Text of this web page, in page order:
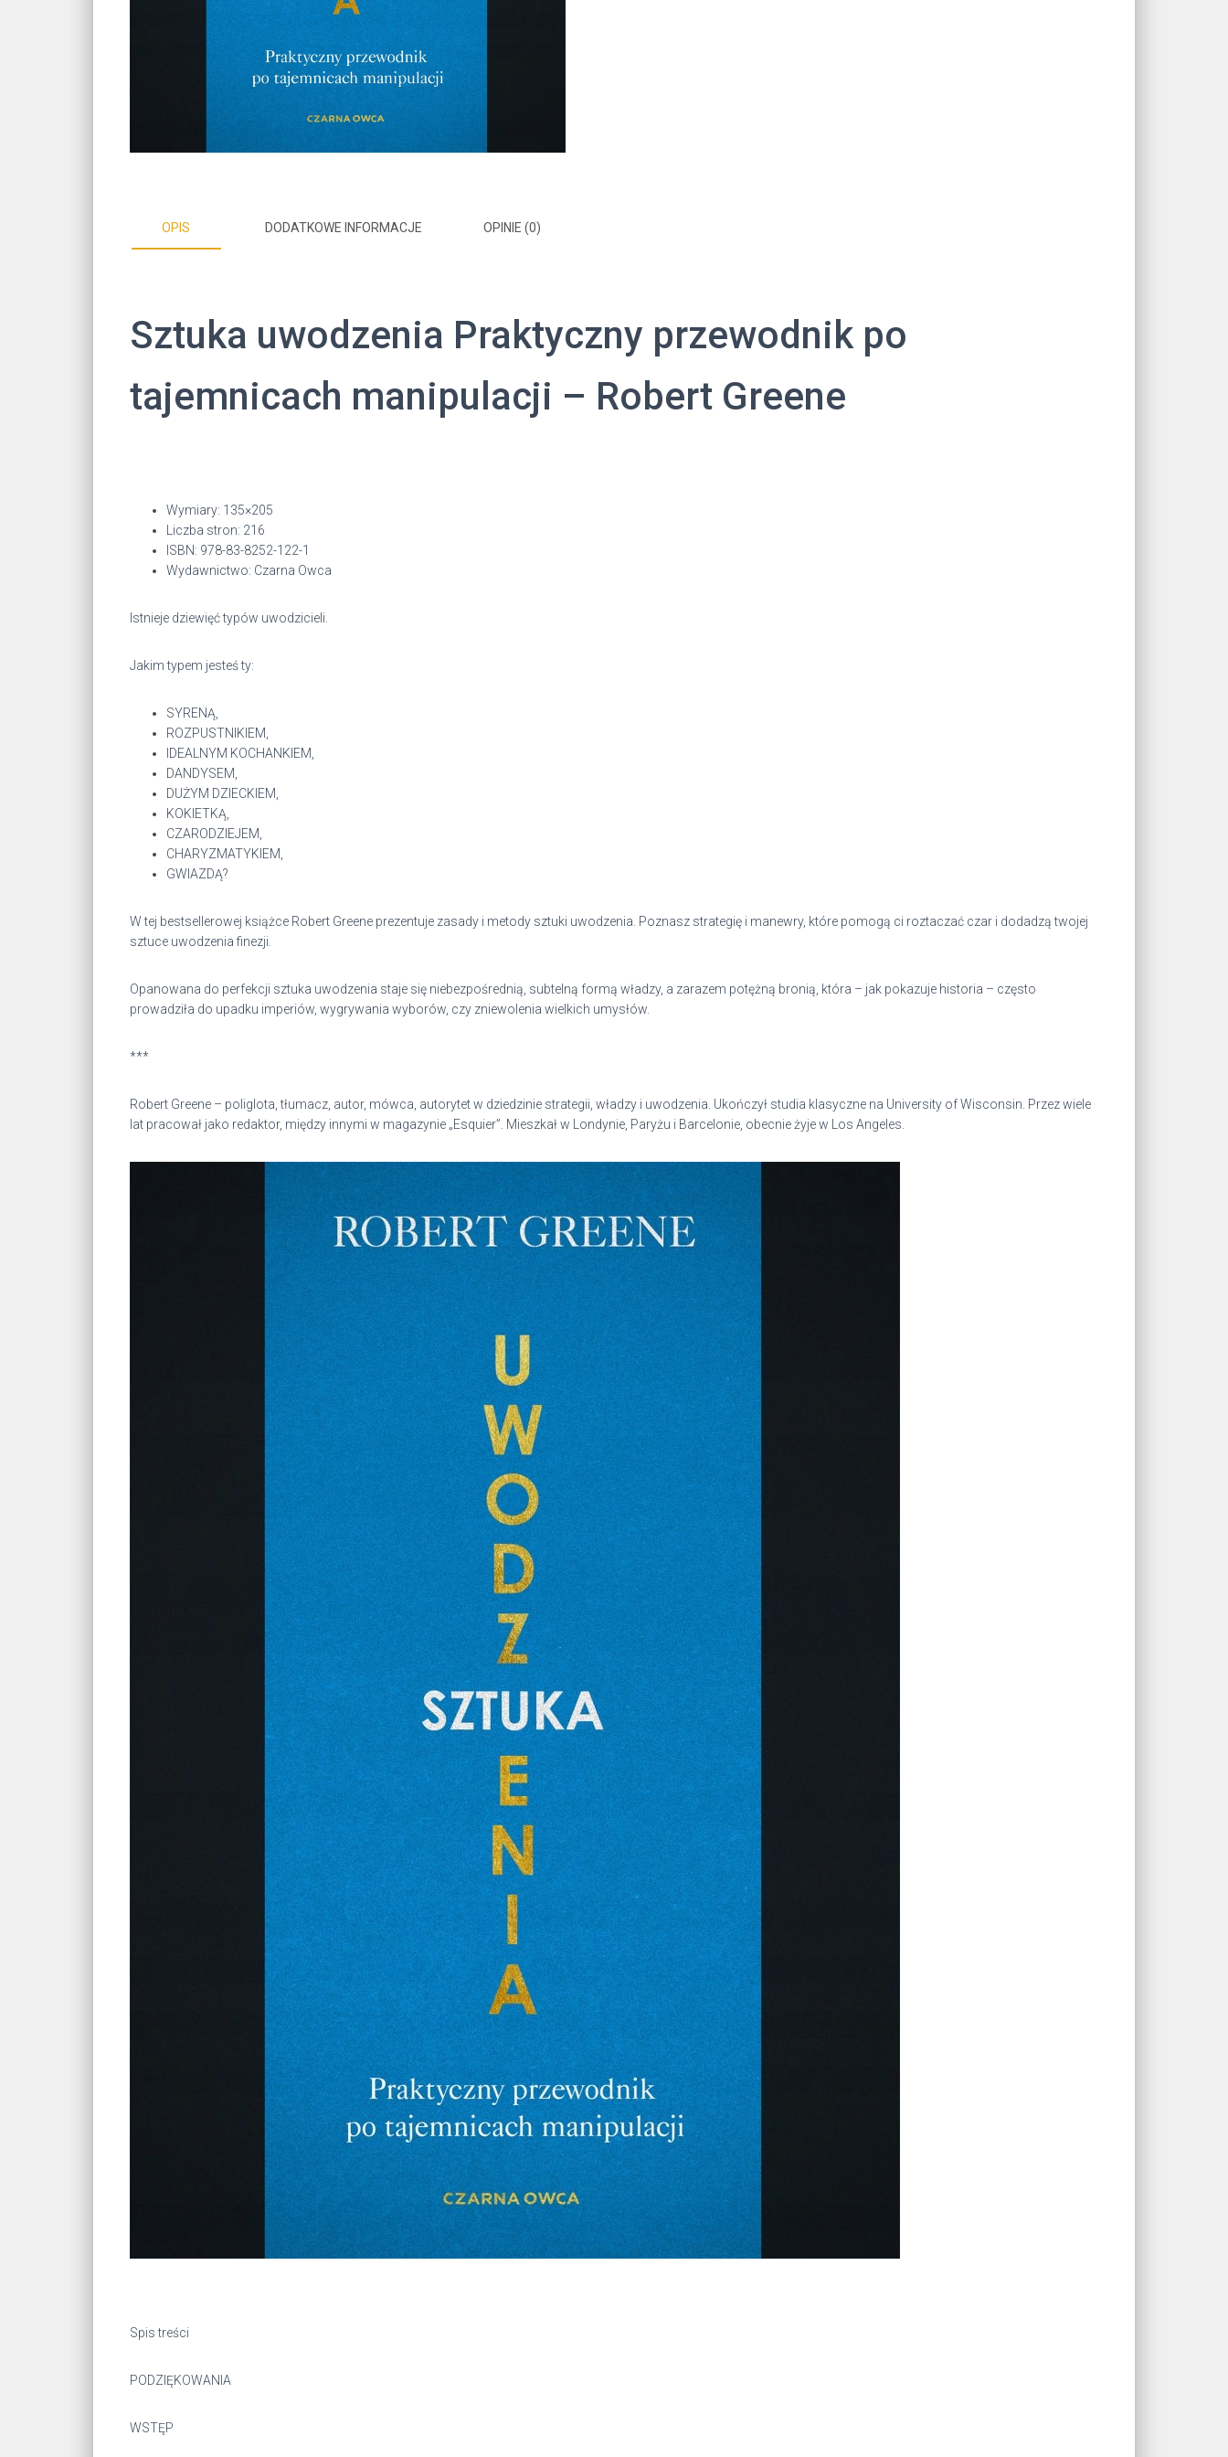
OPIS DODATKOWE INFORMACJE OPINIE (0)
Sztuka uwodzenia Praktyczny przewodnik po
tajemnicach manipulacji – Robert Greene
Wymiary: 135×205
Liczba stron: 216
ISBN: 978-83-8252-122-1
Wydawnictwo: Czarna Owca
Istnieje dziewięć typów uwodzicieli.
Jakim typem jesteś ty:
SYRENĄ,
ROZPUSTNIKIEM,
IDEALNYM KOCHANKIEM,
DANDYSEM,
DUŻYM DZIECKIEM,
KOKIETKĄ,
CZARODZIEJEM,
CHARYZMATYKIEM,
GWIAZDĄ?
W tej bestsellerowej książce Robert Greene prezentuje zasady i metody sztuki uwodzenia. Poznasz strategię i manewry, które pomogą ci roztaczać czar i dodadzą twojej
sztuce uwodzenia finezji.
Opanowana do perfekcji sztuka uwodzenia staje się niebezpośrednią, subtelną formą władzy, a zarazem potężną bronią, która – jak pokazuje historia – często
prowadziła do upadku imperiów, wygrywania wyborów, czy zniewolenia wielkich umysłów.
***
Robert Greene – poliglota, tłumacz, autor, mówca, autorytet w dziedzinie strategii, władzy i uwodzenia. Ukończył studia klasyczne na University of Wisconsin. Przez wiele
lat pracował jako redaktor, między innymi w magazynie „Esquier”. Mieszkał w Londynie, Paryżu i Barcelonie, obecnie żyje w Los Angeles.
Spis treści
PODZIĘ­KO­WA­NIA
WSTĘP